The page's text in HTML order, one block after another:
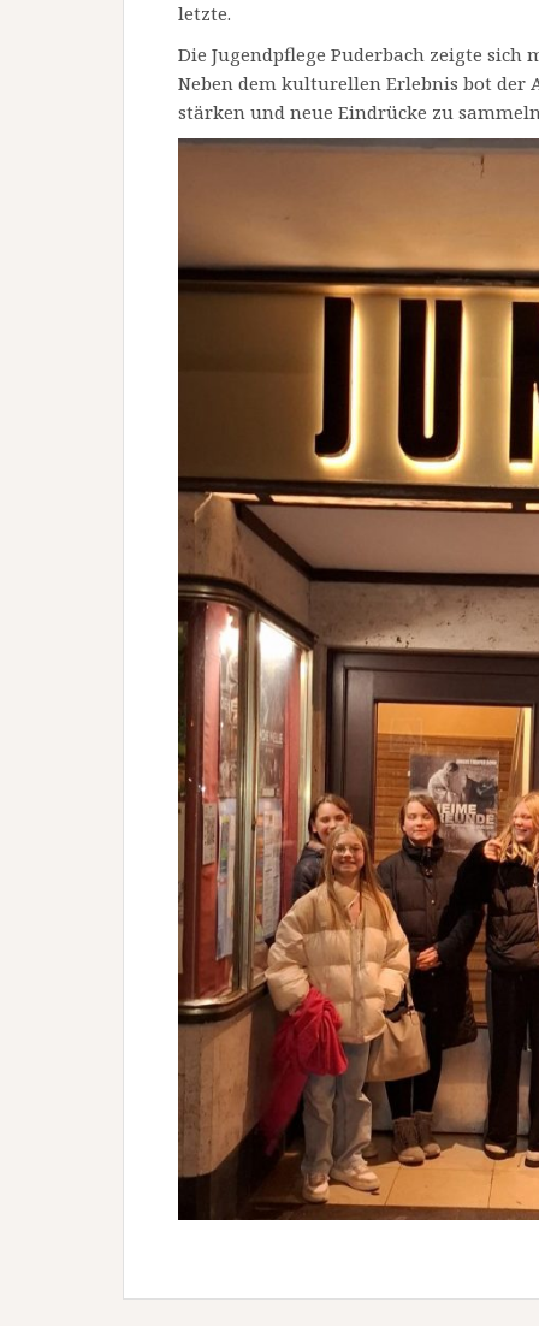
letzte.
Die Jugendpflege Puderbach zeigte
Neben dem kulturellen Erlebnis bot der
stärken und neue Eindrücke zu